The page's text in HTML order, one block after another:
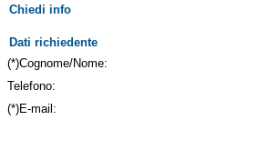
Chiedi info
Dati richiedente
(*)Cognome/Nome:
Telefono:
(*)E-mail: